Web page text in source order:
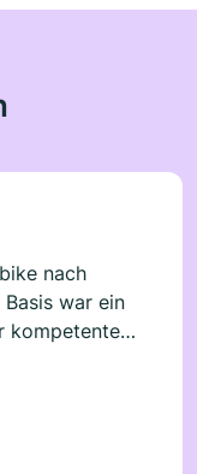
nach
war ein
kompetente